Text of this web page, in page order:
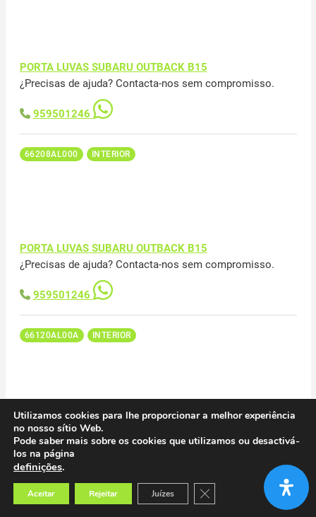
PORTA LUVAS SUBARU OUTBACK B15
¿Precisas de ajuda? Contacta-nos sem compromisso.
959501246
66208AL000 INTERIOR
PORTA LUVAS SUBARU OUTBACK B15
¿Precisas de ajuda? Contacta-nos sem compromisso.
959501246
66120AL00A INTERIOR
FORRA PORTA FRENTE ESQUERDA SUBARU OUTBACK
B15
¿Precisas de ajuda? Contacta-nos sem compromisso.
959501246
Utilizamos cookies para lhe proporcionar a melhor experiência
no nosso sítio Web.
Pode saber mais sobre os cookies que utilizamos ou desactivá-
los na página
definições.
Aceitar Rejeitar Juízes Close GDPR Cookie Banner